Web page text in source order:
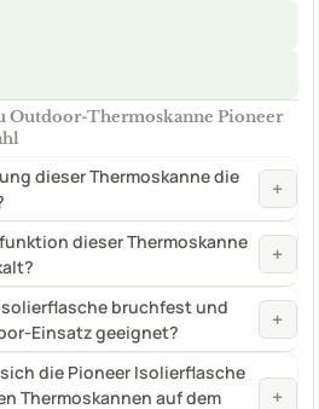
Outdoor-Thermoskanne Pioneer
dieser Thermoskanne die
+
dieser Thermoskanne
+
bruchfest und
Einsatz geeignet?
+
die Pioneer Isolierflasche
Thermoskannen auf dem
+